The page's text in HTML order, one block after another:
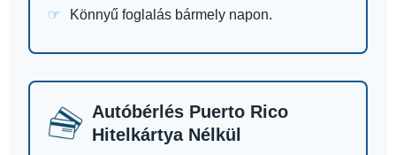
Könnyű foglalás bármely napon.
Autóbérlés Puerto Rico
Hitelkártya Nélkül